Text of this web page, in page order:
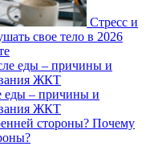
Стресс и
свое тело в 2026
еды – причины и
ЖКТ
Почему